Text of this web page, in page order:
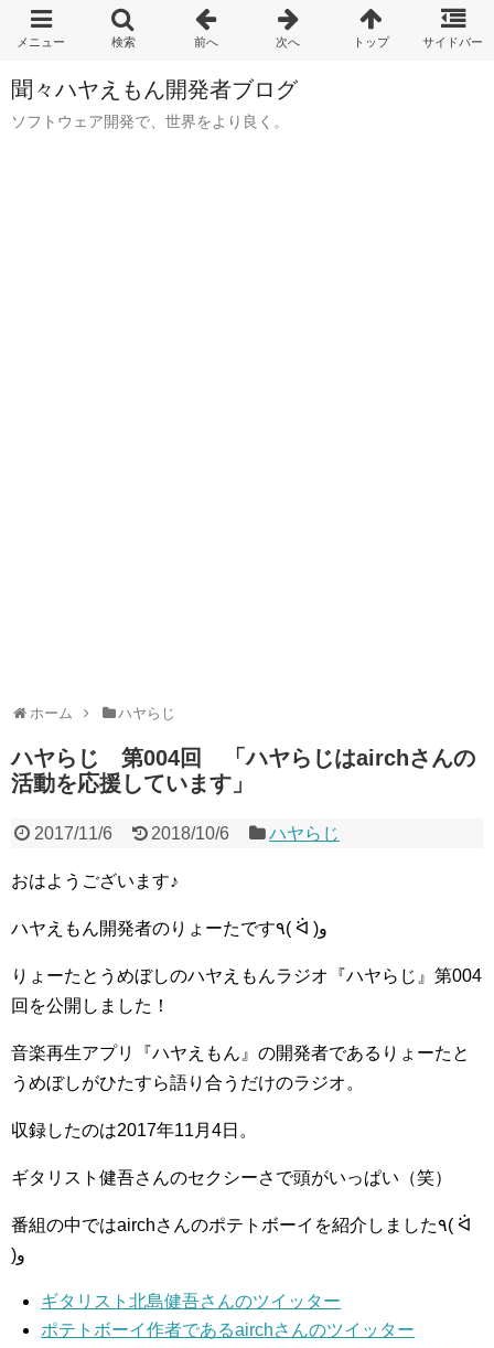
聞々ハヤえもん開発者ブログ
ソフトウェア開発で、世界をより良く。
ホーム ハヤらじ
ハヤらじ 第004回 「ハヤらじはairchさんの
活動を応援しています」
2017/11/6 2018/10/6 ハヤらじ
おはようございます♪
ハヤえもん開発者のりょーたです٩( ᐛ )و
りょーたとうめぼしのハヤえもんラジオ『ハヤらじ』第004
回を公開しました！
音楽再生アプリ『ハヤえもん』の開発者であるりょーたと
うめぼしがひたすら語り合うだけのラジオ。
収録したのは2017年11月4日。
ギタリスト健吾さんのセクシーさで頭がいっぱい（笑）
番組の中ではairchさんのポテトボーイを紹介しました٩( ᐛ
)و
ギタリスト北島健吾さんのツイッター
ポテトボーイ作者であるairchさんのツイッター